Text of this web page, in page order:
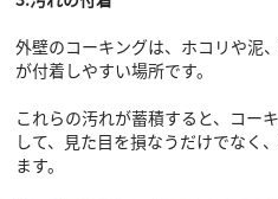
外壁のコーキングは、ホコリや泥
が付着しやすい場所です。
これらの汚れが蓄積すると、コー
して、見た目を損なうだけでなく
ます。